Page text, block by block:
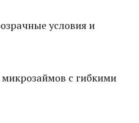
условия и
с гибкими